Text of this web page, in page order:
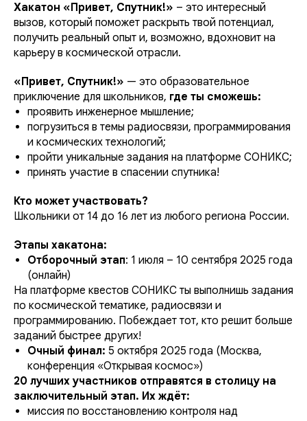
Хакатон «Привет, Спутник!» – это интересный
вызов, который поможет раскрыть твой потенциал,
получить реальный опыт и, возможно, вдохновит на
карьеру в космической отрасли.
«Привет, Спутник!» — это образовательное
приключение для школьников, где ты сможешь:
проявить инженерное мышление;
погрузиться в темы радиосвязи, программирования
и космических технологий;
пройти уникальные задания на платформе СОНИКС;
принять участие в спасении спутника!
Кто может участвовать?
Школьники от 14 до 16 лет из любого региона России.
Этапы хакатона:
Отборочный этап: 1 июля – 10 сентября 2025 года
(онлайн)
На платформе квестов СОНИКС ты выполнишь задания
по космической тематике, радиосвязи и
программированию. Побеждает тот, кто решит больше
заданий быстрее других!
Очный финал: 5 октября 2025 года (Москва,
конференция «Открывая космос»)
20 лучших участников отправятся в столицу на
заключительный этап. Их ждёт:
миссия по восстановлению контроля над